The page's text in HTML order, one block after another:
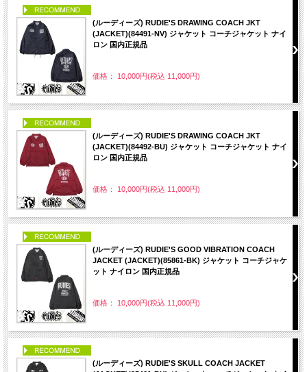
(ルーディーズ) RUDIE'S DRAWING COACH JKT
(JACKET)(84491-NV) ジャケット コーチジャケット ナイ
ロン 国内正規品
価格： 10,000円(税込 11,000円)
(ルーディーズ) RUDIE'S DRAWING COACH JKT
(JACKET)(84492-BU) ジャケット コーチジャケット ナイ
ロン 国内正規品
価格： 10,000円(税込 11,000円)
(ルーディーズ) RUDIE'S GOOD VIBRATION COACH
JACKET (JACKET)(85861-BK) ジャケット コーチジャケ
ット ナイロン 国内正規品
価格： 10,000円(税込 11,000円)
(ルーディーズ) RUDIE'S SKULL COACH JACKET